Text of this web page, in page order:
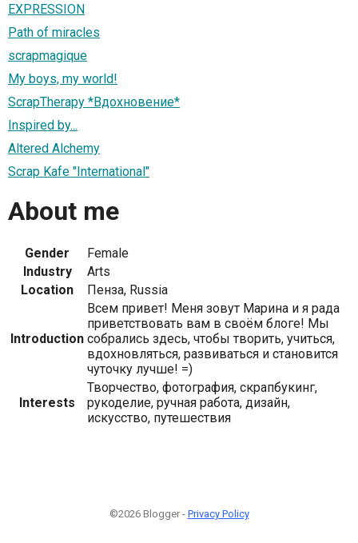
EXPRESSION
Path of miracles
scrapmagique
My boys, my world!
ScrapTherapy *Вдохновение*
Inspired by...
Altered Alchemy
Scrap Kafe "International"
About me
Gender
Female
Industry
Arts
Location
Пенза, Russia
Introduction
Всем привет! Меня зовут Марина и я рада
приветствовать вам в своём блоге! Мы
собрались здесь, чтобы творить, учиться,
вдохновляться, развиваться и становится
чуточку лучше! =)
Interests
Творчество, фотография, скрапбукинг,
рукоделие, ручная работа, дизайн,
искусство, путешествия
©2026 Blogger - Privacy Policy